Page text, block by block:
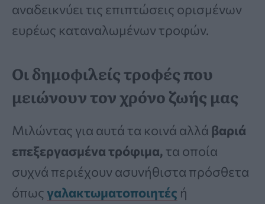
αναδεικνύει τις επιπτώσεις ορισμένων
ευρέως καταναλωμένων τροφών.
Οι δημοφιλείς τροφές που
μειώνουν τον χρόνο ζωής μας
Μιλώντας για αυτά τα κοινά αλλά βαριά
επεξεργασμένα τρόφιμα, τα οποία
συχνά περιέχουν ασυνήθιστα πρόσθετα
όπωςγαλακτωματοποιητές ή